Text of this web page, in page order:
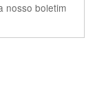
nosso boletim